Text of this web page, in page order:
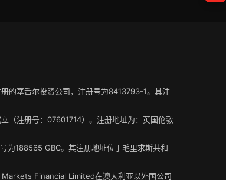
的塞舌尔投资公司，注册号为8413793-1。其注
（注册号：07601714）。注册地址为：英国伦敦
为188565 GBC。其注册地址位于毛里求斯共和
Financial Limited在澳大利亚以外国公司